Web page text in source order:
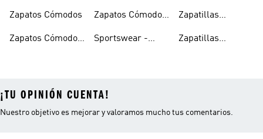
Zapatos Cómodos
Zapatos Cómodos
Zapatos Cómodos
Sportswear -
Zapatillas
Zapatillas
¡TU OPINIÓN CUENTA!
Nuestro objetivo es mejorar y valoramos mucho tus comentarios.